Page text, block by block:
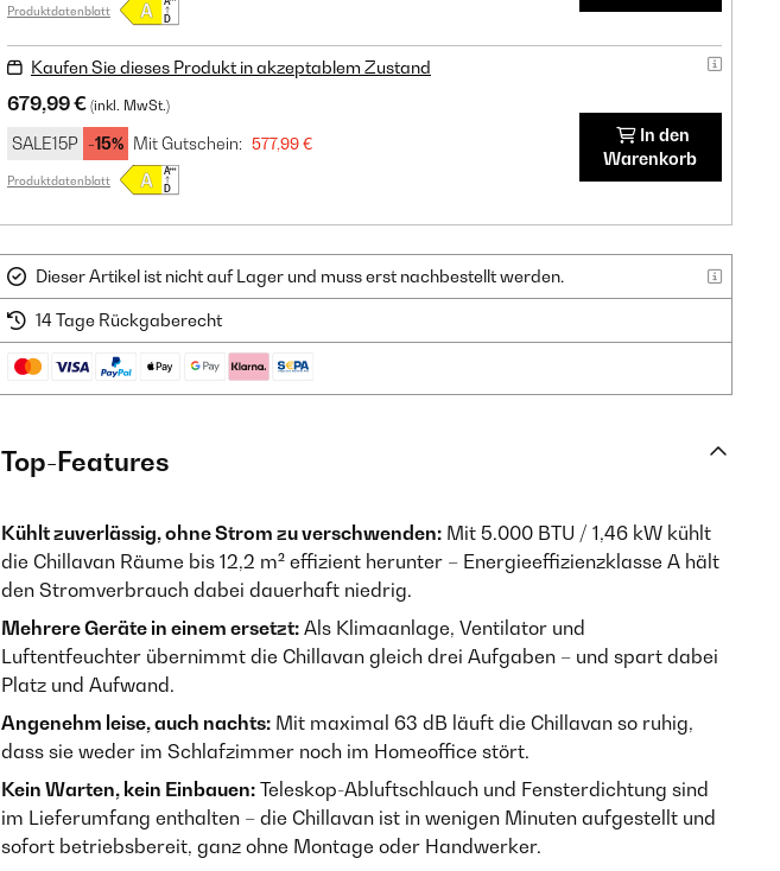
Produktdatenblatt
Kaufen Sie dieses Produkt in akzeptablem Zustand
679,99 € (inkl. MwSt.)
SALE15P -15% Mit Gutschein: 577,99 €
Produktdatenblatt
In den
Warenkorb
Dieser Artikel ist nicht auf Lager und muss erst nachbestellt werden.
14 Tage Rückgaberecht
Top-Features
Kühlt zuverlässig, ohne Strom zu verschwenden: Mit 5.000 BTU / 1,46 kW kühlt
die Chillavan Räume bis 12,2 m² effizient herunter – Energieeffizienzklasse A hält
den Stromverbrauch dabei dauerhaft niedrig.
Mehrere Geräte in einem ersetzt: Als Klimaanlage, Ventilator und
Luftentfeuchter übernimmt die Chillavan gleich drei Aufgaben – und spart dabei
Platz und Aufwand.
Angenehm leise, auch nachts: Mit maximal 63 dB läuft die Chillavan so ruhig,
dass sie weder im Schlafzimmer noch im Homeoffice stört.
Kein Warten, kein Einbauen: Teleskop-Abluftschlauch und Fensterdichtung sind
im Lieferumfang enthalten – die Chillavan ist in wenigen Minuten aufgestellt und
sofort betriebsbereit, ganz ohne Montage oder Handwerker.